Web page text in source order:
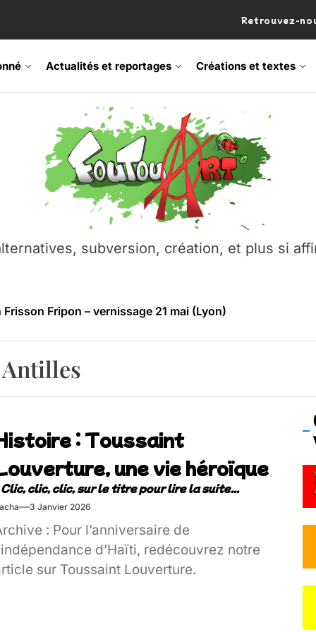
Retrouvez-
Actualités et reportages Créations et textes
subversion, création, et plus si
Fripon – vernissage 21 mai (Lyon)
Festival – Samedi 18 juillet (Vaulx-en-Velin)
– Ŝtono, un livre réalisé par Michaël Moretti & Pierre
contre l’A412 à l’Établi (Haute-Savoie)
Fripon – vernissage 21 mai (Lyon)
Festival – Samedi 18 juillet (Vaulx-en-Velin)
: Toussaint
une vie héroïque
3 Janvier 2026
: Pour l’anniversaire de
d’Haïti, redécouvrez notre
sur Toussaint Louverture.